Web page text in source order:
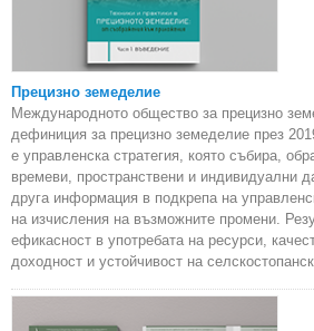
Прецизно земеделие
Международното общество за прецизно
дефиниция за прецизно земеделие през
е управленска стратегия, която събира,
времеви, пространствени и индивидуални
друга информация в подкрепа на
на изчисления на възможните промени.
ефикасност в употребата на ресурси,
доходност и устойчивост на